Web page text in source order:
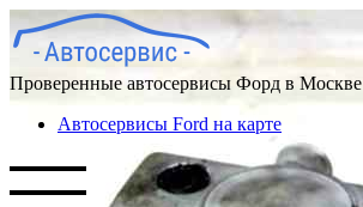
Проверенные автосервисы Форд в Москве
Автосервисы Ford на карте